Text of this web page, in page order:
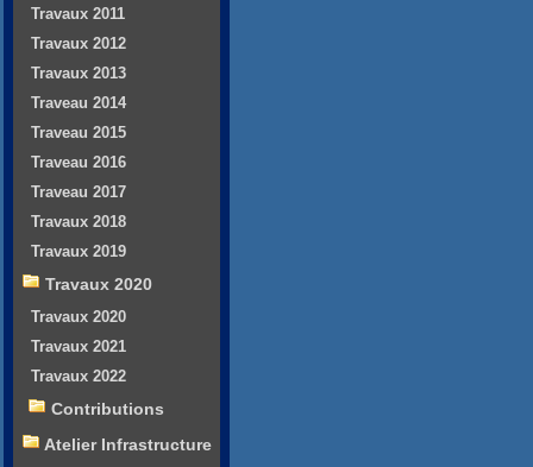
Travaux 2011
Travaux 2012
Travaux 2013
Traveau 2014
Traveau 2015
Traveau 2016
Traveau 2017
Travaux 2018
Travaux 2019
Travaux 2020
Travaux 2020
Travaux 2021
Travaux 2022
Contributions
Atelier Infrastructure